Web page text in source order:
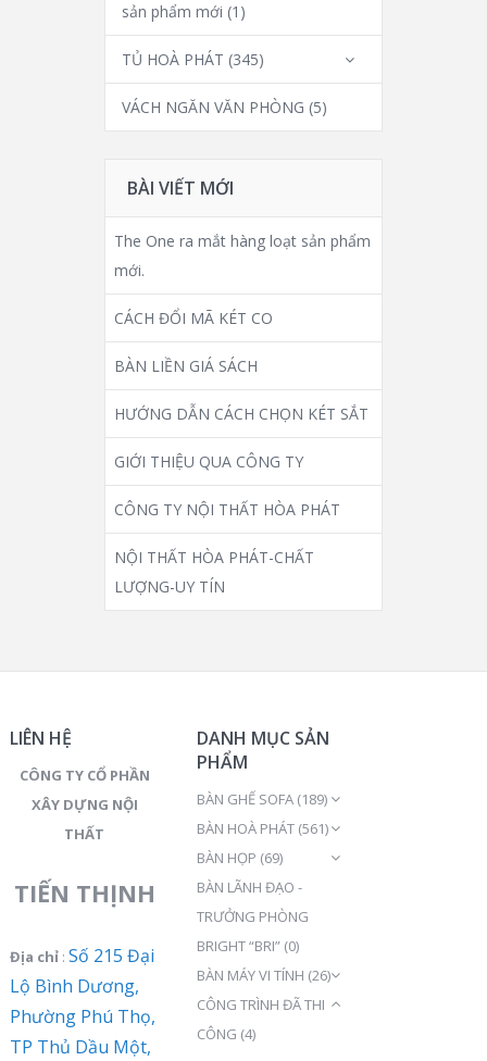
sản phẩm mới (1)
TỦ HOÀ PHÁT (345)
VÁCH NGĂN VĂN PHÒNG (5)
BÀI VIẾT MỚI
The One ra mắt hàng loạt sản phẩm
mới.
CÁCH ĐỔI MÃ KÉT CO
BÀN LIỀN GIÁ SÁCH
HƯỚNG DẪN CÁCH CHỌN KÉT SẮT
GIỚI THIỆU QUA CÔNG TY
CÔNG TY NỘI THẤT HÒA PHÁT
NỘI THẤT HÒA PHÁT-CHẤT
LƯỢNG-UY TÍN
LIÊN HỆ
CÔNG TY CỔ PHẦN
XÂY DỰNG NỘI
THẤT
TIẾN THỊNH
Địa chỉ: Số 215 Đại
Lộ Bình Dương,
Phường Phú Thọ,
TP Thủ Dầu Một,
DANH MỤC SẢN
PHẨM
BÀN GHẾ SOFA (189)
BÀN HOÀ PHÁT (561)
BÀN HỌP (69)
BÀN LÃNH ĐẠO -
TRƯỞNG PHÒNG
BRIGHT “BRI” (0)
BÀN MÁY VI TÍNH (26)
CÔNG TRÌNH ĐÃ THI
CÔNG (4)